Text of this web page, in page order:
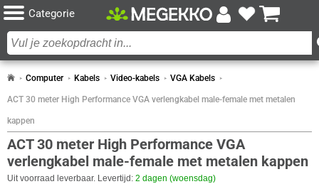
Categorie
Computer Kabels Video-kabels VGA Kabels
ACT 30 meter High Performance VGA verlengkabel male-female met metalen
kappen
ACT 30 meter High Performance VGA
verlengkabel male-female met metalen kappen
Uit voorraad leverbaar. Levertijd: 2 dagen (woensdag)